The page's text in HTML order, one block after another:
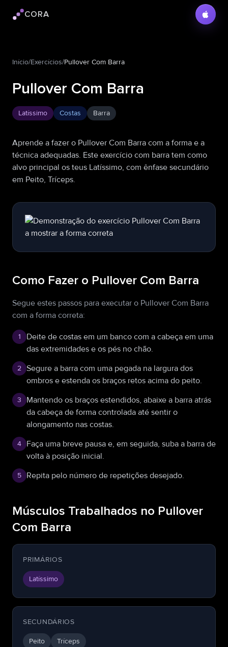
Logotipo do Cora
CORA
Início/Exercícios/Pullover Com Barra
Pullover Com Barra
Latíssimo Costas Barra
Aprende a fazer o Pullover Com Barra com a forma e a
técnica adequadas. Este exercício com barra tem como
alvo principal os teus Latíssimo, com ênfase secundário
em Peito, Tríceps.
Como Fazer o Pullover Com Barra
Segue estes passos para executar o Pullover Com Barra
com a forma correta:
1
Deite de costas em um banco com a cabeça em uma
das extremidades e os pés no chão.
2 Segure a barra com uma pegada na largura dos
ombros e estenda os braços retos acima do peito.
3
Mantendo os braços estendidos, abaixe a barra atrás
da cabeça de forma controlada até sentir o
alongamento nas costas.
4
Faça uma breve pausa e, em seguida, suba a barra de
volta à posição inicial.
5 Repita pelo número de repetições desejado.
Músculos Trabalhados no Pullover
Com Barra
PRIMÁRIOS
Latíssimo
SECUNDÁRIOS
Peito Tríceps